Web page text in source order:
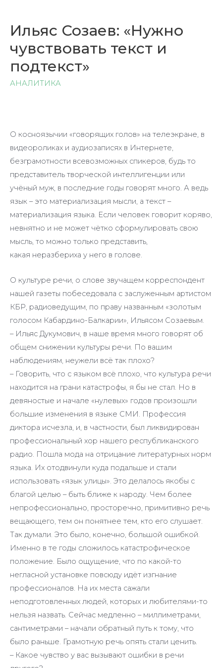
Ильяс Созаев: «Нужно
чувствовать текст и
подтекст»
АНАЛИТИКА
О косноязычии «говорящих голов» на телеэкране, в
видеороликах и аудиозаписях в Интернете,
безграмотности всевозможных спикеров, будь то
представитель творческой интеллигенции или
учёный муж, в последние годы говорят много. А ведь
язык – это материализация мысли, а текст –
материализация языка. Если человек говорит коряво,
невнятно и не может чётко сформулировать свою
мысль, то можно только представить,
какая неразбериха у него в голове.
О культуре речи, о слове звучащем корреспондент
нашей газеты побеседовала с заслуженным артистом
КБР, радиоведущим, по праву названным «золотым
голосом Кабардино-Балкарии», Ильясом Созаевым.
– Ильяс Дукумович, в наше время много говорят об
общем снижении культуры речи. По вашим
наблюдениям, неужели всё так плохо?
– Говорить, что с языком всё плохо, что культура речи
находится на грани катастрофы, я бы не стал. Но в
девяностые и начале «нулевых» годов произошли
большие изменения в языке СМИ. Профессия
диктора исчезла, и, в частности, был ликвидирован
профессиональный хор нашего республиканского
радио. Пошла мода на отрицание литературных норм
языка. Их отодвинули куда подальше и стали
использовать «язык улицы». Это делалось якобы с
благой целью – быть ближе к народу. Чем более
непрофессионально, просторечно, примитивно речь
вещающего, тем он понятнее тем, кто его слушает.
Так думали. Это было, конечно, большой ошибкой.
Именно в те годы сложилось катастрофическое
положение. Было ощущение, что по какой-то
негласной установке повсюду идёт изгнание
профессионалов. На их места сажали
неподготовленных людей, которых и любителями-то
нельзя назвать. Сейчас медленно – миллиметрами,
сантиметрами – начали обратный путь к тому, что
было раньше. Грамотную речь опять стали ценить.
– Какое чувство у вас вызывают ошибки в речи